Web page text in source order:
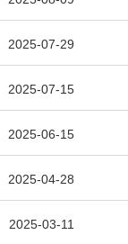
2025-07-29
2025-07-15
2025-06-15
2025-04-28
2025-03-11